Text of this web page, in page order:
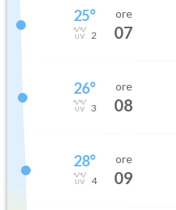
25°
2
ore
07
26°
3
ore
08
28°
4
ore
09